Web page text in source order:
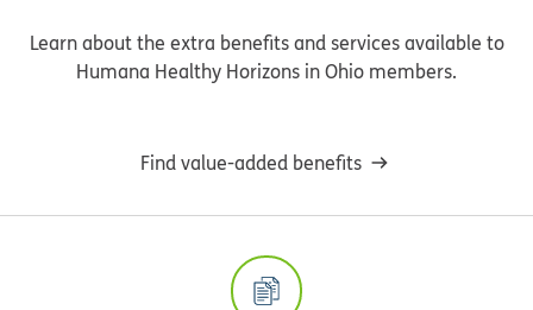
Learn about the extra benefits and services available to
Humana Healthy Horizons in Ohio members.
Find value-added benefits